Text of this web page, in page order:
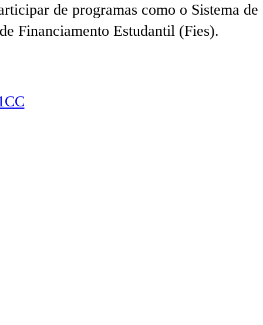
de programas como o Sistema de
Financiamento Estudantil (Fies).